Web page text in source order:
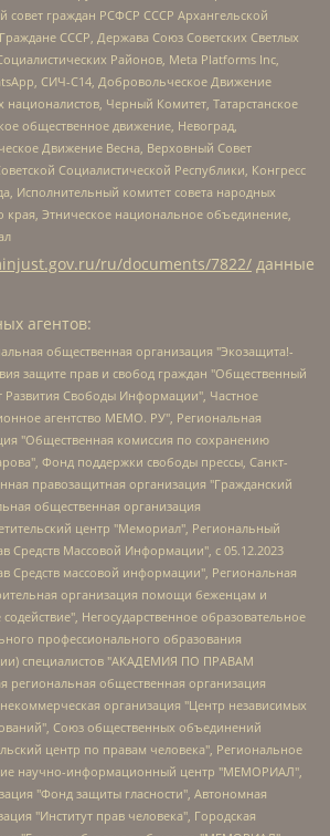
совет граждан РСФСР СССР Архангельской
СССР, Держава Союз Советских Светлых
Районов, Meta Platforms Inc,
СИЧ-С14, Добровольческое Движение
националистов, Черный Комитет, Татарстанское
общественное движение, Невоград,
Движение Весна, Верховный Совет
Социалистической Республики, Конгресс
Исполнительный комитет совета народных
края, Этническое национальное объединение,
ru/documents/7822/ данные
агентов:
"Альянс врачей", Юридическое лицо, зарегистрированное в Латвийской Республике, SIA "Medusa Project" (регистрационный номер 40103797863, дата регистрации 10.06.2014), Некоммерческая организация "Фонд по борьбе с коррупцией", Автономная некоммерческая организация "Институт права и публичной политики", Баданин Роман Сергеевич, Гликин Максим Александрович, Железнова Мария Михайловна, Лукьянова Юлия Сергеевна, Маетная Елизавета Витальевна, Маняхин Петр Борисович, Чуракова Ольга Владимировна, Ярош Юлия Петровна, Юридическое лицо "The Insider SIA", зарегистрированное в Риге, Латвийская Республика (дата регистрации 26.06.2015), являющееся администратором доменного имени интернет-издания "The Insider SIA", https://theins.ru, Постернак Алексей Евгеньевич, Рубин Михаил Аркадьевич, Анин Роман Александрович, Юридическое лицо Istories fonds, зарегистрированное в Латвийской Республике (регистрационный номер 50008295751, дата регистрации 24.02.2020), Великовский Дмитрий Александрович, Долинина Ирина Николаевна, Мароховская Алеся Алексеевна, Шлейнов Роман Юрьевич, Шмагун Олеся Валентиновна, Общество с ограниченной ответственностью "Альтаир 2021", Общество с ограниченной ответственностью "Вега 2021", Общество с ограниченной ответственностью "Главный редактор 2021", Общество с ограниченной ответственностью "Ромашки монолит", Важенков Артем Валерьевич, Ивановская областная общественная организация "Центр гендерных исследований", Гурман Юрий Альбертович, Медиапроект "ОВД-Инфо", Егоров Владимир Владимирович, Жилинский Владимир Александрович, Общество с ограниченной ответственностью "ЗП", Иванова София Юрьевна, Карезина Инна Павловна, Кильтау Екатерина Викторовна, Петров Алексей Викторович, Пискунов Сергей Евгеньевич, Смирнов Сергей Сергеевич, Тихонов Михаил Сергеевич, Общество с ограниченной ответственностью "ЖУРНАЛИСТ-ИНОСТРАННЫЙ АГЕНТ", Арапова Галина Юрьевна, Вольтская Татьяна Анатольевна, Американская компания "Mason G.E.S. Anonymous Foundation" (США), являющаяся владельцем интернет-издания https://mnews.world/, Компания "Stichting Bellingcat", зарегистрированная в Нидерландах (дата регистрации 11.07.2018), Захаров Андрей Вячеславович, Клепиковская Екатерина Дмитриевна, Общество с ограниченной ответственностью "МЕМО", Перл Роман Александрович, Симонов Евгений Алексеевич, Соловьева Елена Анатольевна, Сотников Даниил Владимирович, Сурначева Елизавета Дмитриевна, Автономная некоммерческая организация по защите прав человека и информированию населения "Якутия – Наше Мнение", Общество с ограниченной ответственностью "Москоу диджитал медиа", с 26.01.2023 Общество с ограниченной ответственностью "Чайка Белые сады", Ветошкина Валерия Валерьевна, Заговора Максим Александрович, Межрегиональное общественное движение "Российская ЛГБТ - сеть", Оленичев Максим Владимирович, Павлов Иван Юрьевич, Скворцова Елена Сергеевна, Общество с ограниченной ответственностью "Как бы инагент", Кочетков Игорь Викторович, Общество с ограниченной ответственностью "Честные выборы", Еланчик Олег Александрович, Общество с ограниченной ответственностью "Нобелевский призыв", Гималова Регина Эмилевна, Григорьев Андрей Валерьевич, Григорьева Алина Александровна, Ассоциация по содействию защите прав призывников, альтернативнослужащих и военнослужащих "Правозащитная группа "Гражданин.Армия.Право", Хисамова Регина Фаритовна, Автономная некоммерческая организация по реализации социально-правовых программ "Лилит", Дальневосточное общественное движение "Маяк", Санкт-Петербургская ЛГБТ-инициативная группа "Выход", Инициативная группа ЛГБТ+ "Реверс", Алексеев Андрей Викторович, Бекбулатова Таисия Львовна, Беляев Иван Михайлович, Владыкина Елена Сергеевна, Гельман Марат Александрович, Никульшина Вероника Юрьевна, Толоконникова Надежда Андреевна, Шендерович Виктор Анатольевич, Общество с ограниченной ответственностью "Данное сообщение", Общество с ограниченной ответственностью Издательский дом "Новая глава", Айнбиндер Александра Александровна, Московский комьюнити-центр для ЛГБТ+инициатив, Благотворительный фонд развития филантропии, Deutsche Welle (Германия, Kurt-Schumacher-Strasse 3, 53113 Bonn), Борзунова Мария Михайловна, Воробьев Виктор Викторович, Голубева Анна Львовна, Константинова Алла Михайловна, Малкова Ирина Владимировна, Мурадов Мурад Абдулгалимович, Осетинская Елизавета Николаевна, Понасенков Евгений Николаевич, Ганапольский Матвей Юрьевич, Киселев Евгений Алексеевич, Борухович Ирина Григорьевна, Дремин Иван Тимофеевич, Дубровский Дмитрий Викторович, Красноярская региональная общественная организация поддержки и развития альтернативных образовательных технологий и межкультурных коммуникаций "ИНТЕРРА", Маяковская Екатерина Алексеевна, Фейгин Марк Захарович, Филимонов Андрей Викторович, Дзугкоева Регина Николаевна, Доброхотов Роман Александрович, Дудь Юрий Александрович, Елкин Сергей Владимирович, Кругликов Кирилл Игоревич, Сабунаева Мария Леонидовна, Семенов Алексей Владимирович, Шаинян Карен Багратович, Шульман Екатерина Михайловна, Асафьев Артур Валерьевич, Вахштайн Виктор Семенович, Венедиктов Алексей Алексеевич, Лушникова Екатерина Евгеньевна, Волков Леонид Михайлович, Невзоров Александр Глебович, Пархоменко Сергей Борисович, Сироткин Ярослав Николаевич, Кара-Мурза Владимир Владимирович, Баранова Наталья Владимировна, Гозман Леонид Яковлевич, Кагарлицкий Борис Юльевич, Климарев Михаил Валерьевич, Милов Владимир Станиславович, Автономная некоммерческая организация Краснодарский центр современного искусства "Типография", Моргенштерн Алишер Тагирович, Соболь Любовь Эдуардовна, Общество с ограниченной ответственностью "ЛИЗА НОРМ", Каспаров Гарри Кимович, Ходорковский Михаил Борисович, Общество с ограниченной ответственностью "Апрельские тезисы", Данилович Ирина Брониславовна, Кашин Олег Владимирович, Петров Николай Владимирович, Пивоваров Алексей Владимирович, Соколов Михаил Владимирович, Цветкова Юлия Владимировна, Чичваркин Евгений Александрович, Комитет против пыток/Команда против пыток, Общество с ограниченной ответственностью "Первый научный", Общество с ограниченной ответственностью "Вертолет и ко", Белоцерковская Вероника Борисовна, Кац Максим Евгеньевич, Лазарева Татьяна Юрьевна, Шаведдинов Руслан Табризович, Яшин Илья Валерьевич, Общество с ограниченной ответственностью "Иноагент ААВ", Алешковский Дмитрий Петрович, Альбац Евгения Марковна, Быков Дмитрий Львович, Галямина Юлия Евгеньевна, Лойко Сергей Леонидович, Мартынов Кирилл Константинович, Медведев Сергей Александрович, Крашенинников Федор Геннадиевич, Гордеева Катерина Вл